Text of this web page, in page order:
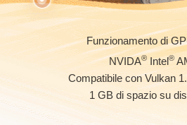
Funzionamento di
NVIDA®Intel®
Compatibile con Vulkan
1 GB di spazio su